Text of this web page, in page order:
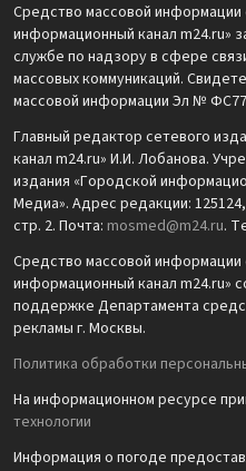
Средство массовой
информационный канал m24.ru»
службе по надзору в сфере
массовых коммуникаций.
массовой информации Эл №
Главный редактор сетевого
канал m24.ru» И.И. Лобанова.
издания «Городской
Медиа». Адрес редакции:
стр. 2. Почта: mosmed@m24.ru.
Средство массовой
информационный канал m24.ru»
поддержке Департамента
рекламы г. Москвы.
Политика обработки
На информационном ресурсе
технологии
Информация о погоде